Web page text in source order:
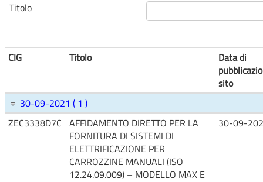
Titolo
CIG Titolo
Data di
sito
30-09-2021 ( 1 )
ZEC3338D7C AFFIDAMENTO DIRETTO PER LA
FORNITURA DI SISTEMI DI
ELETTRIFICAZIONE PER
CARROZZINE MANUALI (ISO
12.24.09.009) – MODELLO MAX E
30-09-